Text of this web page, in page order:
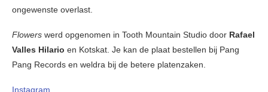
ongewenste overlast.
Flowers werd opgenomen in Tooth Mountain Studio door Rafael
Valles Hilario en Kotskat. Je kan de plaat bestellen bij Pang
Pang Records en weldra bij de betere platenzaken.
Instagram